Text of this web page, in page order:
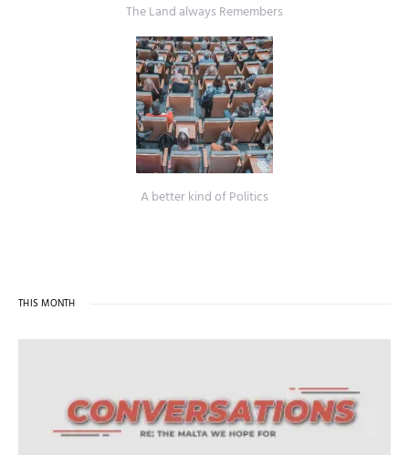
The Land always Remembers
A better kind of Politics
THIS MONTH